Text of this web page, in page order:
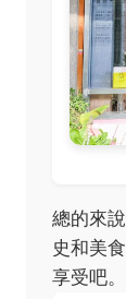
總的來
史和美
享受吧。